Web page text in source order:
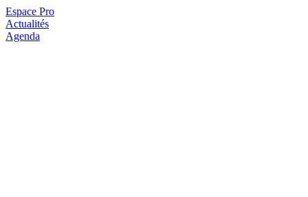
Espace Pro
Actualités
Agenda